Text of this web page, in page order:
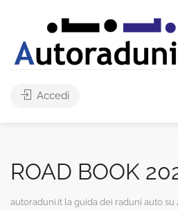
Accedi
ROAD BOOK
autoraduni.it la guida dei raduni auto su